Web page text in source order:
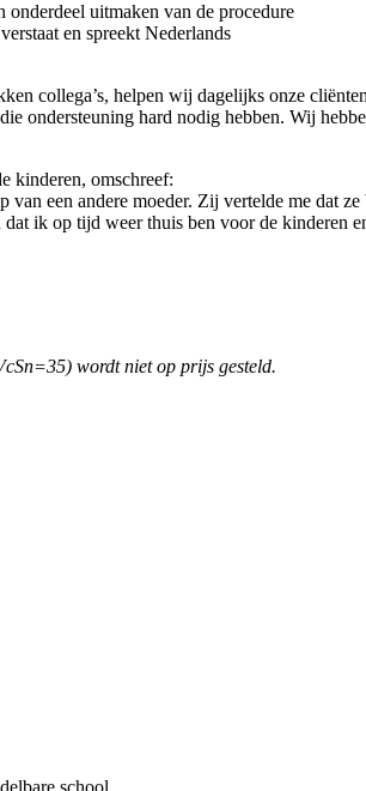
uitmaken van de procedure
en spreekt Nederlands
collega’s, helpen wij dagelijks onze
ondersteuning hard nodig hebben. Wij
kinderen, omschreef:
van een andere moeder. Zij vertelde me
ik op tijd weer thuis ben voor de kinderen
wordt niet op prijs gesteld.
school